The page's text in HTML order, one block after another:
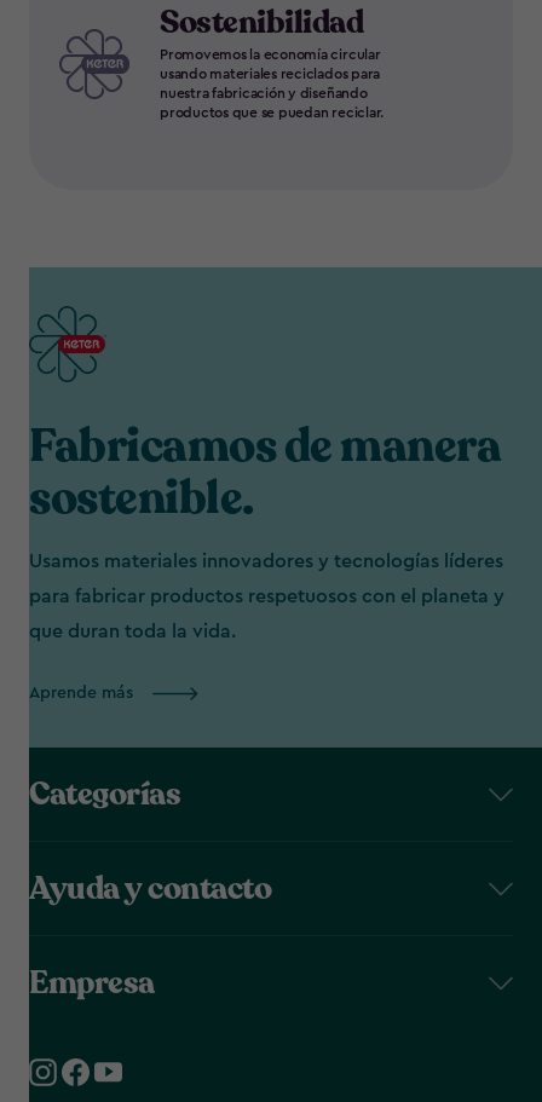
Sostenibilidad
Promovemos la economía circular
usando materiales reciclados para
nuestra fabricación y diseñando
productos que se puedan reciclar.
Fabricamos de manera
sostenible.
Usamos materiales innovadores y tecnologías líderes
para fabricar productos respetuosos con el planeta y
que duran toda la vida.
Aprende más
Categorías
Ayuda y contacto
Empresa